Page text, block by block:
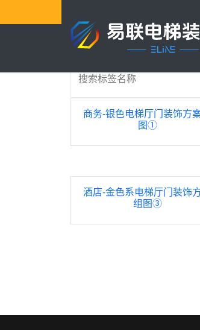
商务-银色电梯厅门装饰方
图①
酒店-金色系电梯厅门装饰
组图③